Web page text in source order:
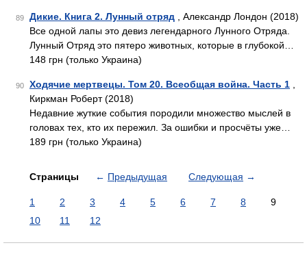
89 Дикие. Книга 2. Лунный отряд , Александр Лондон (2018)
Все одной лапы это девиз легендарного Лунного Отряда.
Лунный Отряд это пятеро животных, которые в глубокой…
148 грн (только Украина)
90 Ходячие мертвецы. Том 20. Всеобщая война. Часть 1
Киркман Роберт (2018)
Недавние жуткие события породили множество мыслей в
головах тех, кто их пережил. За ошибки и просчёты уже…
189 грн (только Украина)
Страницы ← Предыдущая Следующая →
1 2 3 4 5 6 7 8
9
10
11 12